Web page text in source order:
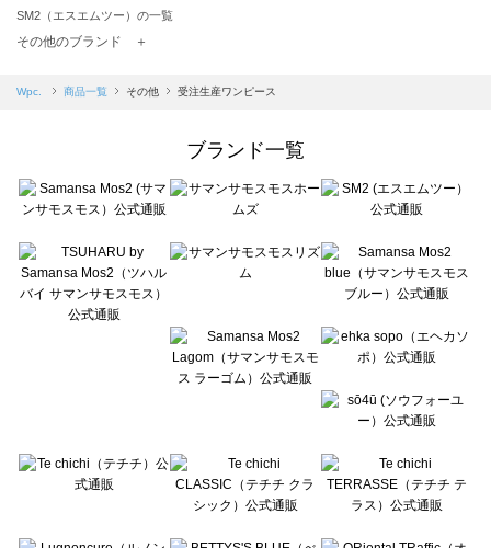
SM2（エスエムツー）の一覧
TSUHARU by Samansa Mos2（ツハルバイサマンサモスモス）の一覧
Samansa Mos2 blue（サマンサモスモス ブルー）の一覧
Te chichi（テチチ）の一覧
Te chichi CLASSIC（テチチ クラシック）の一覧
Lugnoncure（ルノンキュール）の一覧
BETTY'S BLUE（べティーズブルー）の一覧
Wpc.（ワールドパーティー）の一覧
その他のブランド ＋
Wpc. 商品一覧 その他 受注生産ワンピース
ブランド一覧